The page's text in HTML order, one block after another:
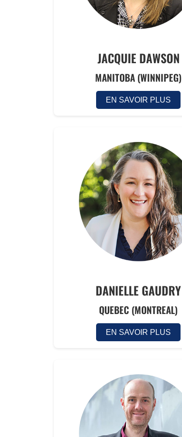
JACQUIE DAWSON
MANITOBA (WINNIPEG)
EN SAVOIR PLUS
DANIELLE GAUDRY
QUEBEC (MONTREAL)
EN SAVOIR PLUS